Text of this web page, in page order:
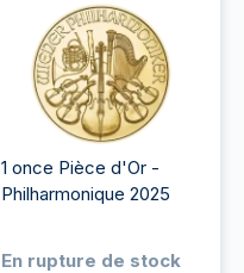
1 once Pièce d'Or -
Philharmonique 2025
En rupture de stock